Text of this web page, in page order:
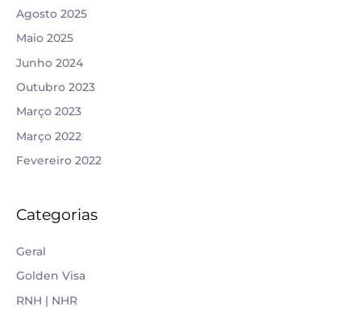
r
:
Agosto 2025
Maio 2025
Junho 2024
Outubro 2023
Março 2023
Março 2022
Fevereiro 2022
Categorias
Geral
Golden Visa
RNH | NHR